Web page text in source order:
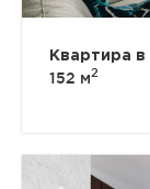
Квартира
152 м2